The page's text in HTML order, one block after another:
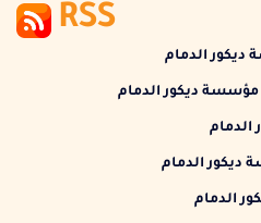
RSS
ديكور الدمام
ديكور الدمام
ديكور الدمام
الدمام